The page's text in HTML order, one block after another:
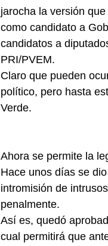
jarocha la versión
como candidato a
candidatos a
PRI/PVEM.
Claro que pueden
político, pero hasta
Verde.
Ahora se permite la
Hace unos días se
intromisión de
penalmente.
Así es, quedó
cual permitirá que